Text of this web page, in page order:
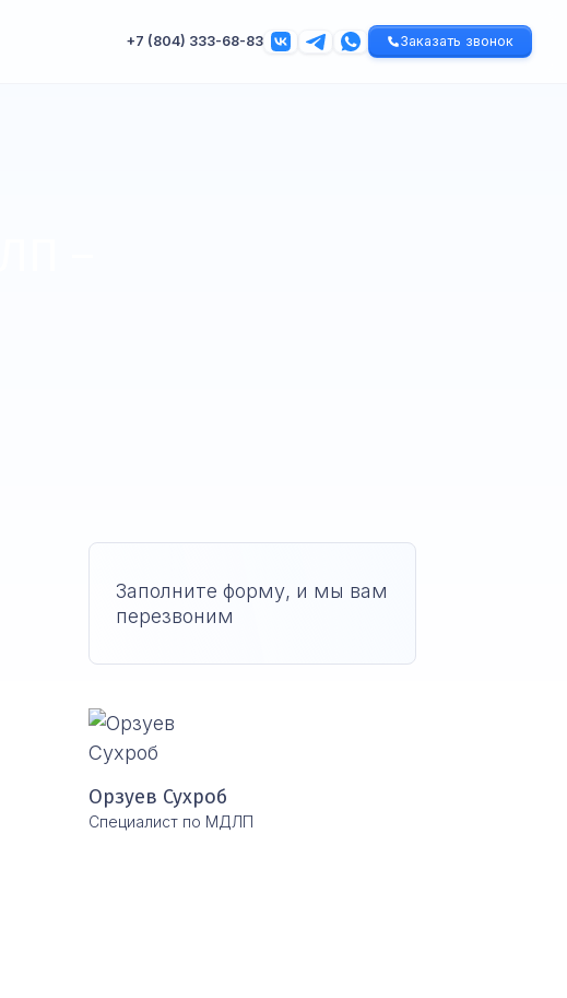
+7 (804) 333-68-83 Заказать звонок
Заполните форму, и мы вам
перезвоним
Орзуев Сухроб
Специалист по МДЛП